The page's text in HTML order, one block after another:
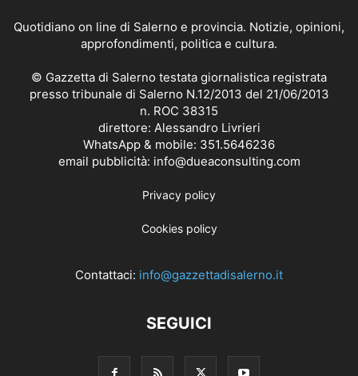
Quotidiano on line di Salerno e provincia. Notizie, opinioni,
approfondimenti, politica e cultura.
© Gazzetta di Salerno testata giornalistica registrata
presso tribunale di Salerno N.12/2013 del 21/06/2013
n. ROC 38315
direttore: Alessandro Livrieri
WhatsApp & mobile: 351.5646236
email pubblicità: info@dueaconsulting.com
Privacy policy
Cookies policy
Contattaci: info@gazzettadisalerno.it
SEGUICI